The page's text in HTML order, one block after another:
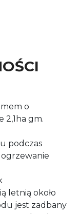
o
2,1ha gm.
podczas
letnią około
jest zadbany